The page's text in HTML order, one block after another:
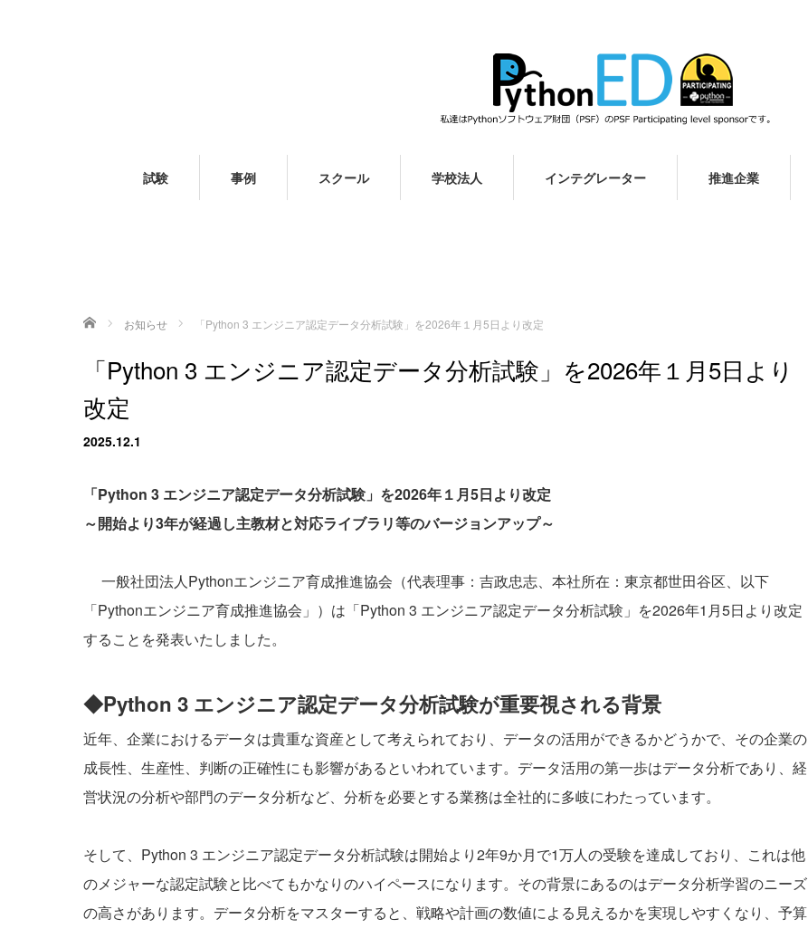
試験 事例 スクール 学校法人 インテグレーター 推進企業
ホーム お知らせ 「Python 3 エンジニア認定データ分析試験」を2026年１月5日より改定
「Python 3 エンジニア認定データ分析試験」を2026年１月5日より
改定
2025.12.1
「Python 3 エンジニア認定データ分析試験」を2026年１月5日より改定
～開始より3年が経過し主教材と対応ライブラリ等のバージョンアップ～
一般社団法人Pythonエンジニア育成推進協会（代表理事：吉政忠志、本社所在：東京都世田谷区、以下
「Pythonエンジニア育成推進協会」）は「Python 3 エンジニア認定データ分析試験」を2026年1月5日より改定
することを発表いたしました。
◆Python 3 エンジニア認定データ分析試験が重要視される背景
近年、企業におけるデータは貴重な資産として考えられており、データの活用ができるかどうかで、その企業の
成長性、生産性、判断の正確性にも影響があるといわれています。データ活用の第一歩はデータ分析であり、経
営状況の分析や部門のデータ分析など、分析を必要とする業務は全社的に多岐にわたっています。
そして、Python 3 エンジニア認定データ分析試験は開始より2年9か月で1万人の受験を達成しており、これは他
のメジャーな認定試験と比べてもかなりのハイペースになります。その背景にあるのはデータ分析学習のニーズ
の高さがあります。データ分析をマスターすると、戦略や計画の数値による見えるかを実現しやすくなり、予算